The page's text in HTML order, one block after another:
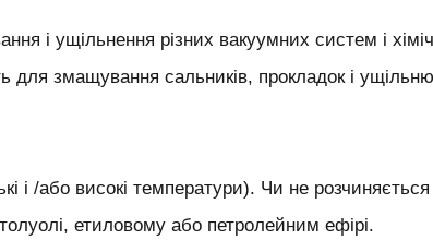
і ущільнення різних вакуумних систем і
для змащування сальників, прокладок і
і /або високі температури). Чи не розчиняється
толуолі, етиловому або петролейним ефірі.